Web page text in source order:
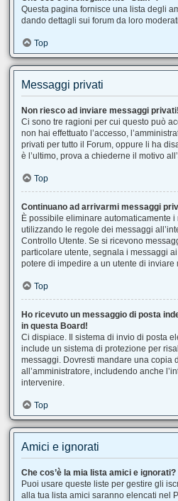
Questa pagina fornisce una lista degli
dando dettagli sui forum da loro
Top
Messaggi privati
Non riesco ad inviare messaggi privati!
Ci sono tre ragioni per cui questo può
non hai effettuato l’accesso,
privati per tutto il Forum, oppure li ha
è l’ultimo, prova a chiederne il motivo
Top
Continuano ad arrivarmi messaggi
È possibile eliminare automaticamente
utilizzando le regole dei messaggi
Controllo Utente. Se si ricevono
particolare utente, segnala i messaggi
potere di impedire a un utente di inviare
Top
Ho ricevuto un messaggio di posta
in questa Board!
Ci dispiace. Il sistema di invio di posta
include un sistema di protezione per
messaggi. Dovresti mandare una copia
all’amministratore, includendo anche
intervenire.
Top
Amici e ignorati
Che cos’è la mia lista amici e ignorati?
Puoi usare queste liste per gestire gli
alla tua lista amici saranno elencati nel